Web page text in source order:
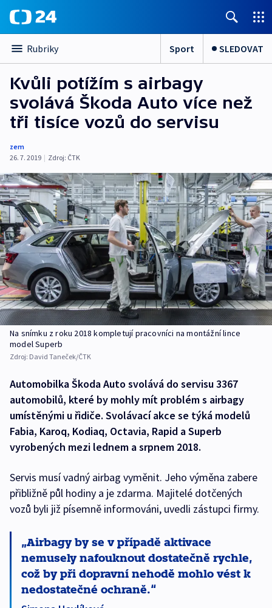
Rubriky Sport SLEDOVAT
Kvůli potížím s airbagy
svolává Škoda Auto více než
tři tisíce vozů do servisu
zem
26. 7. 2019 | Zdroj: ČTK
Na snímku z roku 2018 kompletují pracovníci na montážní lince
model Superb
Zdroj: David Taneček/ČTK
Automobilka Škoda Auto svolává do servisu 3367
automobilů, které by mohly mít problém s airbagy
umístěnými u řidiče. Svolávací akce se týká modelů
Fabia, Karoq, Kodiaq, Octavia, Rapid a Superb
vyrobených mezi lednem a srpnem 2018.
Servis musí vadný airbag vyměnit. Jeho výměna zabere
přibližně půl hodiny a je zdarma. Majitelé dotčených
vozů byli již písemně informováni, uvedli zástupci firmy.
Airbagy by se v případě aktivace
nemusely nafouknout dostatečně rychle,
což by při dopravní nehodě mohlo vést k
nedostatečné ochraně.